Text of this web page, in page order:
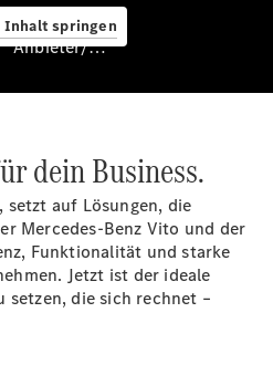
Inhalt springen
Anbieter/Datenschutz
dein Business.
auf Lösungen, die
Mercedes-Benz Vito und der
Funktionalität und starke
Jetzt ist der ideale
die sich rechnet –